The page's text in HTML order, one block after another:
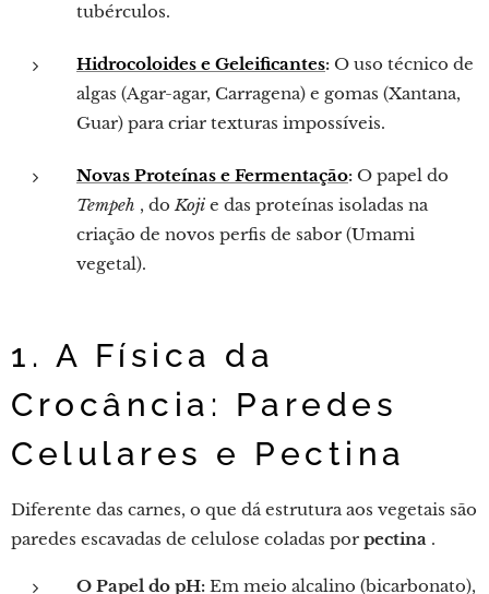
tubérculos.
Hidrocoloides e Geleificantes: O uso técnico de
algas (Agar-agar, Carragena) e gomas (Xantana,
Guar) para criar texturas impossíveis.
Novas Proteínas e Fermentação: O papel do
Tempeh , doKoji e das proteínas isoladas na
criação de novos perfis de sabor (Umami
vegetal).
1. A Física da
Crocância: Paredes
Celulares e Pectina
Diferente das carnes, o que dá estrutura aos vegetais são
paredes escavadas de celulose coladas por pectina .
O Papel do pH: Em meio alcalino (bicarbonato),